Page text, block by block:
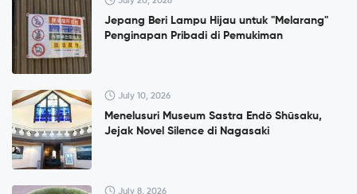
Jepang Beri Lampu Hijau untuk "Melarang"
Penginapan Pribadi di Pemukiman
July 10, 2026
Menelusuri Museum Sastra Endō Shūsaku,
Jejak Novel Silence di Nagasaki
July 8, 2026